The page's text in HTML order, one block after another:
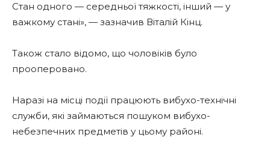
Стан одного — середньої тяжкості, інший — у
важкому стані», — зазначив Віталій Кінц.
Також стало відомо, що чоловіків було
прооперовано.
Наразі на місці події працюють вибухо-технічні
служби, які займаються пошуком вибухо-
небезпечних предметів у цьому районі.